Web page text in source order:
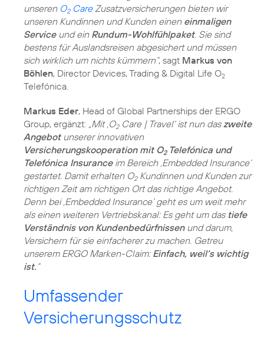
unseren O2CareZusatzversicherungen bieten wir
unseren Kundinnen und Kunden einen einmaligen
Serviceund ein Rundum-Wohlfühlpaket. Sie sind
bestens für Auslandsreisen abgesichert und müssen
sich wirklich um nichts kümmern“, sagt Markus von
Böhlen, Director Devices, Trading & Digital Life O2
Telefónica.
Markus Eder, Head of Global Partnerships der ERGO
Group, ergänzt: „Mit ,O2Care | Travel‘ ist nun daszweite
Angebotunserer innovativen
Versicherungskooperation mit O2Telefónica und
Telefónica Insuranceim Bereich ,Embedded Insurance‘
gestartet. Damit erhalten O2Kundinnen und Kunden zur
richtigen Zeit am richtigen Ort das richtige Angebot.
Denn bei ,Embedded Insurance‘ geht es um weit mehr
als einen weiteren Vertriebskanal: Es geht um das tiefe
Verständnis von Kundenbedürfnissenund darum,
Versichern für sie einfacherer zu machen. Getreu
unserem ERGO Marken-Claim: Einfach, weil‘s wichtig
ist. “
Umfassender
Versicherungsschutz